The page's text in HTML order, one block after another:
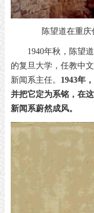
陈望道在重
1940年秋，陈望
的复旦大学，任教中
新闻系主任。 1943年
并把它定为系铭，在
新闻系蔚然成风。